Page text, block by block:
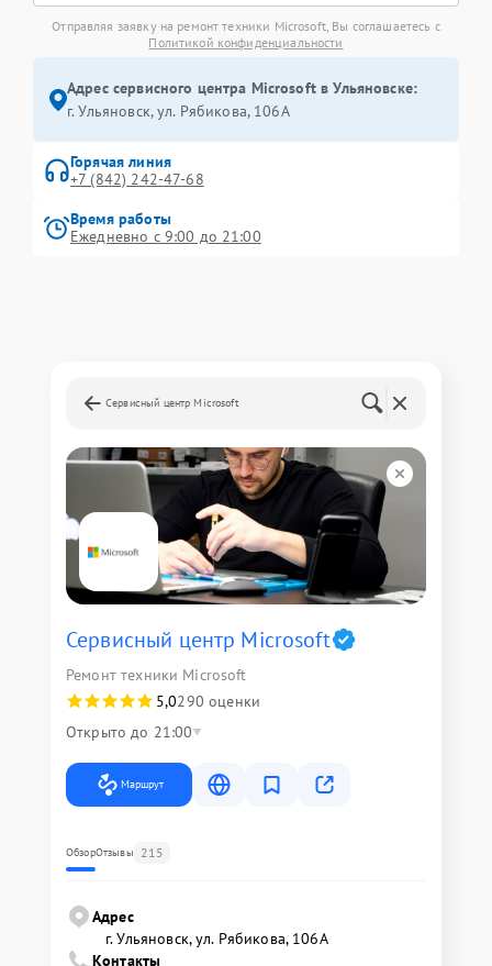
Отправляя заявку на ремонт техники Microsoft, Вы соглашаетесь с
Политикой конфиденциальности
Адрес сервисного центра Microsoft в Ульяновске:
г. Ульяновск, ул. Рябикова, 106А
Горячая линия
+7 (842) 242-47-68
Время работы
Ежедневно с 9:00 до 21:00
Сервисный центр Microsoft
Сервисный центр Microsoft
Ремонт техники Microsoft
5,0290 оценки
Открыто до 21:00
Маршрут
ОбзорОтзывы 215
Адрес
г. Ульяновск, ул. Рябикова, 106А
Контакты